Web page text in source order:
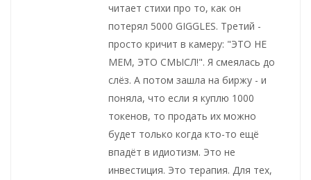
читает стихи про то, как он
потерял 5000 GIGGLES. Третий -
просто кричит в камеру: "ЭТО НЕ
МЕМ, ЭТО СМЫСЛ!". Я смеялась до
слёз. А потом зашла на биржу - и
поняла, что если я куплю 1000
токенов, то продать их можно
будет только когда кто-то ещё
впадёт в идиотизм. Это не
инвестиция. Это терапия. Для тех,